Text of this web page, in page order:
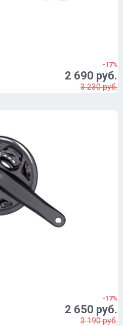
-17%
2 690 руб.
3 230 руб.
-17%
2 650 руб.
3 190 руб.